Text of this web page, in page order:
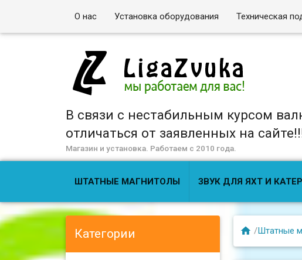
О нас Установка оборудования Техническая
В связи с нестабильным курсом
отличаться от заявленных на
Магазин и установка. Работаем с 2010 года.
ШТАТНЫЕ МАГНИТОЛЫ ЗВУК ДЛЯ ЯХТ И
Категории  /Штатные